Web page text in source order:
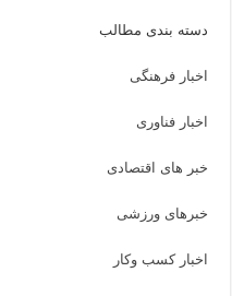
دسته بندی مطالب
اخبار فرهنگی
اخبار فناوری
خبر های اقتصادی
خبرهای ورزشی
اخبار کسب وکار